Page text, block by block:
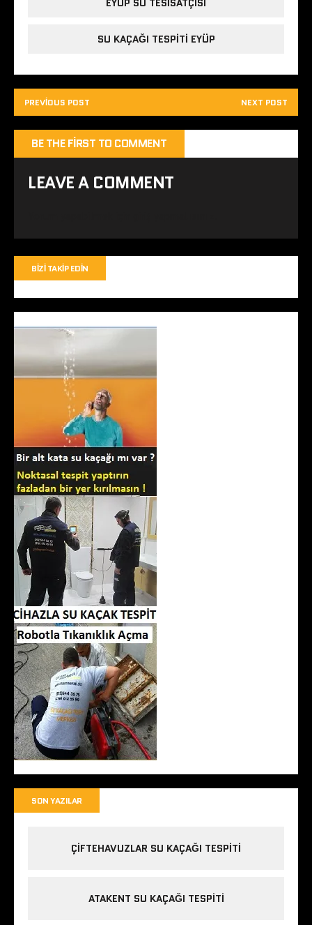
EYÜP SU TESISATÇISI
SU KAÇAĞI TESPITI EYÜP
PREVIOUS POST NEXT POST
BE THE FIRST TO COMMENT
LEAVE A COMMENT
BIZI TAKIP EDIN
SON YAZILAR
ÇIFTEHAVUZLAR SU KAÇAĞI TESPITI
ATAKENT SU KAÇAĞI TESPITI